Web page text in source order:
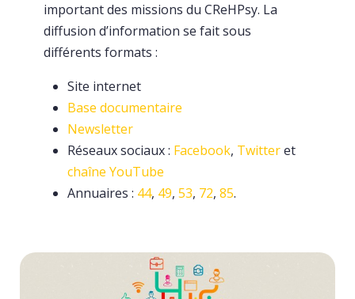
important des missions du CReHPsy. La
diffusion d’information se fait sous
différents formats :
Site internet
Base documentaire
Newsletter
Réseaux sociaux : Facebook, Twitteret
chaîne YouTube
Annuaires : 44, 49, 53, 72, 85.